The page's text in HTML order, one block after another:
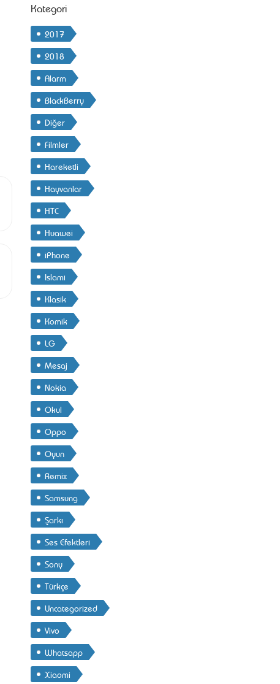
Kategori
2017
2018
Alarm
BlackBerry
Diğer
Filmler
Hareketli
Hayvanlar
HTC
Huawei
iPhone
Islami
Klasik
Komik
LG
Mesaj
Nokia
Okul
Oppo
Oyun
Remix
Samsung
Şarkı
Ses Efektleri
Sony
Türkçe
Uncategorized
Vivo
Whatsapp
Xiaomi